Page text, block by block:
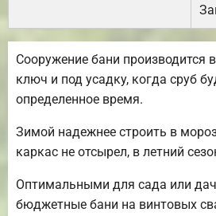
Сооружение бани производится
ключ и под усадку, когда сруб
определенное время.
Зимой надежнее строить в
каркас не отсырел, в летний
Оптимальными для сада или
бюджетные бани на винтовых